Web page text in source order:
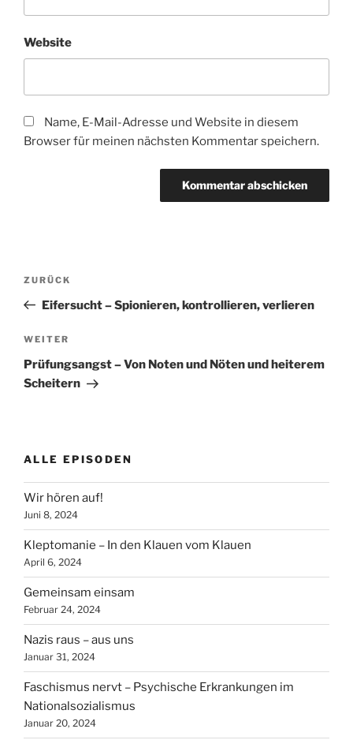
Website
Name, E-Mail-Adresse und Website in diesem
Browser für meinen nächsten Kommentar speichern.
Beitragsnavigation
Vorheriger
Beitrag
ZURÜCK
Eifersucht – Spionieren, kontrollieren, verlieren
Nächster
Beitrag
WEITER
Prüfungsangst – Von Noten und Nöten und heiterem
Scheitern
ALLE EPISODEN
Wir hören auf!
Juni 8, 2024
Kleptomanie – In den Klauen vom Klauen
April 6, 2024
Gemeinsam einsam
Februar 24, 2024
Nazis raus – aus uns
Januar 31, 2024
Faschismus nervt – Psychische Erkrankungen im
Nationalsozialismus
Januar 20, 2024